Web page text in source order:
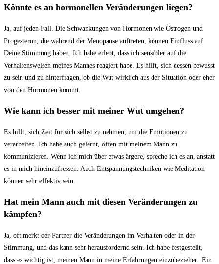
Könnte es an hormonellen Veränderungen ⁣liegen?
Ja, auf jeden Fall. Die Schwankungen von Hormonen⁣ wie⁣ Östrogen⁢ und
Progesteron, die während der ​Menopause auftreten, ⁤können Einfluss auf‌
Deine Stimmung haben. Ich habe erlebt,⁢ dass ich sensibler auf die
Verhaltensweisen⁤ meines Mannes reagiert habe. Es hilft, ‍sich⁤ dessen bewusst
zu sein‍ und zu hinterfragen, ob die ​Wut ⁢wirklich ‌aus der Situation oder eher
von den‍ Hormonen kommt.
Wie kann⁤ ich besser mit​ meiner Wut umgehen?
Es hilft, sich Zeit ⁢für sich selbst zu nehmen, um die ⁣Emotionen zu⁣
verarbeiten. Ich habe ⁢auch gelernt, offen mit meinem⁤ Mann zu
kommunizieren. ‌Wenn ich ‌mich über etwas ärgere, spreche ich es an, anstatt
es ​in mich hineinzufressen. Auch Entspannungstechniken wie Meditation
können sehr effektiv sein.
Hat mein Mann auch mit diesen Veränderungen zu⁤
kämpfen?
Ja, oft⁢ merkt ‍der Partner die Veränderungen ⁢im Verhalten‍ oder in der
Stimmung, und‍ das kann sehr herausfordernd sein. Ich ⁣habe festgestellt,
dass es⁢ wichtig ist, meinen Mann in meine Erfahrungen‍ einzubeziehen. Ein